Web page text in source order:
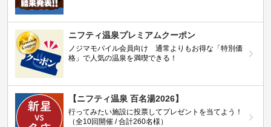
ニフティ温泉プレミアムクーポン
ノジマモバイル会員向け 通常よりもお得な「特別価
格」で人気の温泉を満喫できる！
【ニフティ温泉 百名湯2026】
行ってみたい施設に投票してプレゼントを当てよう！
（全10回開催 / 合計260名様）